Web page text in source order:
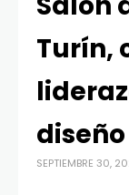
Turín,
diseño
SEPTIEMBRE 30,